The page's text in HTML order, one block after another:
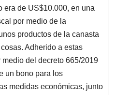
era de US$10.000, en una
por medio de la
productos de la canasta
Adherido a estas
del decreto 665/2019
un bono para los
medidas económicas, junto